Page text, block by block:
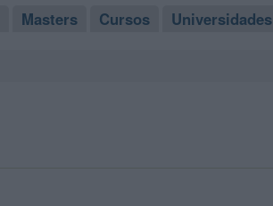
Masters Cursos Universidades